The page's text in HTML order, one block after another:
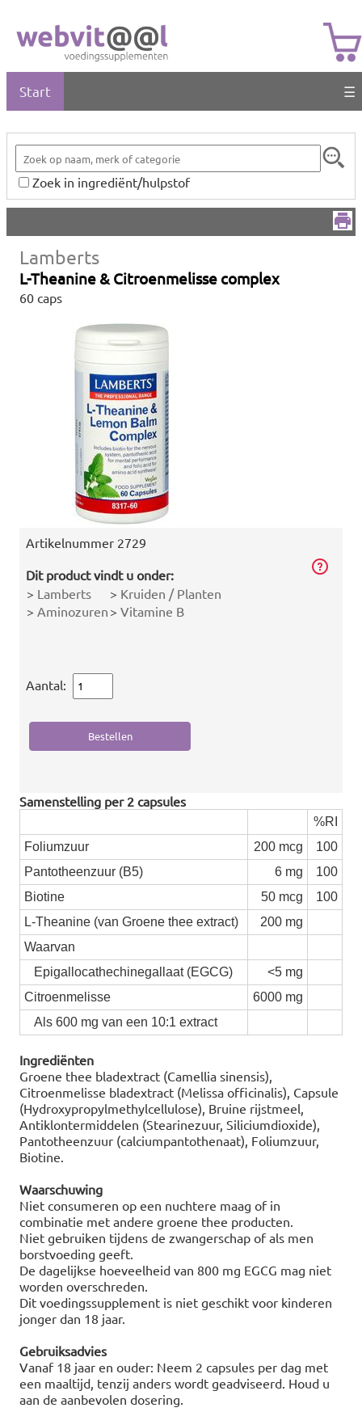
Start ☰
Zoek in ingrediënt/hulpstof
Lamberts
L-Theanine & Citroenmelisse complex
60 caps
Artikelnummer 2729
Dit product vindt u onder:
> Lamberts > Kruiden / Planten
> Aminozuren > Vitamine B
Aantal:
Samenstelling per 2 capsules
%RI
Foliumzuur
200 mcg
100
Pantotheenzuur (B5)
6 mg
100
Biotine
50 mcg
100
L-Theanine (van Groene thee extract)
200 mg
Waarvan
Epigallocathechinegallaat (EGCG)
<5 mg
Citroenmelisse
6000 mg
Als 600 mg van een 10:1 extract
Ingrediënten
Groene thee bladextract (Camellia sinensis),
Citroenmelisse bladextract (Melissa officinalis), Capsule
(Hydroxypropylmethylcellulose), Bruine rijstmeel,
Antiklontermiddelen (Stearinezuur, Siliciumdioxide),
Pantotheenzuur (calciumpantothenaat), Foliumzuur,
Biotine.
Waarschuwing
Niet consumeren op een nuchtere maag of in
combinatie met andere groene thee producten.
Niet gebruiken tijdens de zwangerschap of als men
borstvoeding geeft.
De dagelijkse hoeveelheid van 800 mg EGCG mag niet
worden overschreden.
Dit voedingssupplement is niet geschikt voor kinderen
jonger dan 18 jaar.
Gebruiksadvies
Vanaf 18 jaar en ouder: Neem 2 capsules per dag met
een maaltijd, tenzij anders wordt geadviseerd. Houd u
aan de aanbevolen dosering.